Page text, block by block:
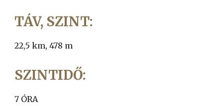
TÁV, SZINT:
22,5 km, 478 m
SZINTIDŐ:
7 ÓRA